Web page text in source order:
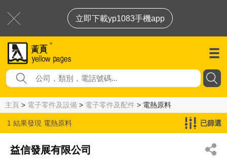
立即下載yp1083手機app
主頁 > 電子零件及設備 > 電子零件及配件 > 電熱原料
1 結果發現 電熱原料 已篩選
益信發展有限公司